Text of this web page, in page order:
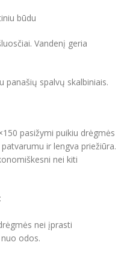
būdu
Vandenį geria
panašių spalvų skalbiniais.
pasižymi puikiu drėgmės
ir lengva priežiūra.
nei kiti
nei įprasti
odos.